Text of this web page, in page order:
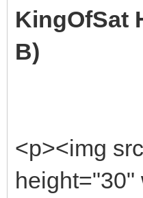
KingOfSat
B)
<p><img
height="30"